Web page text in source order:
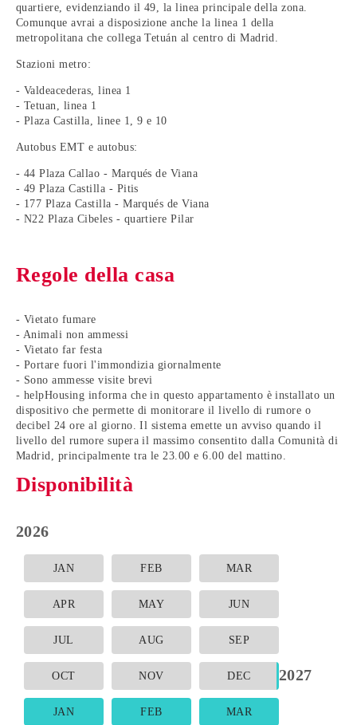
quartiere, evidenziando il 49, la linea principale della zona.
Comunque avrai a disposizione anche la linea 1 della
metropolitana che collega Tetuán al centro di Madrid.
Stazioni metro:
- Valdeacederas, linea 1
- Tetuan, linea 1
- Plaza Castilla, linee 1, 9 e 10
Autobus EMT e autobus:
- 44 Plaza Callao - Marqués de Viana
- 49 Plaza Castilla - Pitis
- 177 Plaza Castilla - Marqués de Viana
- N22 Plaza Cibeles - quartiere Pilar
Regole della casa
- Vietato fumare
- Animali non ammessi
- Vietato far festa
- Portare fuori l'immondizia giornalmente
- Sono ammesse visite brevi
- helpHousing informa che in questo appartamento è installato un
dispositivo che permette di monitorare il livello di rumore o
decibel 24 ore al giorno. Il sistema emette un avviso quando il
livello del rumore supera il massimo consentito dalla Comunità di
Madrid, principalmente tra le 23.00 e 6.00 del mattino.
Disponibilità
2026
JAN FEB MAR
APR MAY JUN
JUL AUG SEP
OCT NOV DEC 2027
JAN FEB MAR